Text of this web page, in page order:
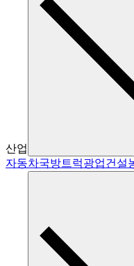
산업
자동차국방트럭광업건설